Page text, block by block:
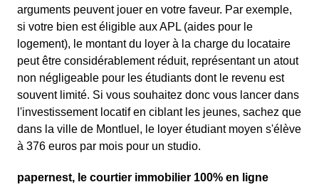
arguments peuvent jouer en votre faveur. Par exemple,
si votre bien est éligible aux APL (aides pour le
logement), le montant du loyer à la charge du locataire
peut être considérablement réduit, représentant un atout
non négligeable pour les étudiants dont le revenu est
souvent limité. Si vous souhaitez donc vous lancer dans
l'investissement locatif en ciblant les jeunes, sachez que
dans la ville de Montluel, le loyer étudiant moyen s'élève
à 376 euros par mois pour un studio.
papernest, le courtier immobilier 100% en ligne